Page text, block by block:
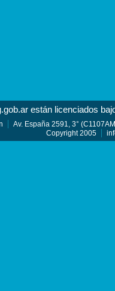
están licenciados
Av. España 2591, 3°
Copyright 2005